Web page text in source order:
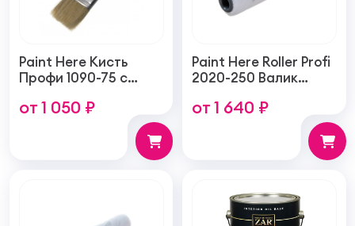
Paint Here Кисть
Профи 1090-75 с
щетиной плоская
от 1 050 ₽
Paint Here Roller Profi
2020-250 Валик
тонкую гладкую
структуру покрытия
от 1 640 ₽